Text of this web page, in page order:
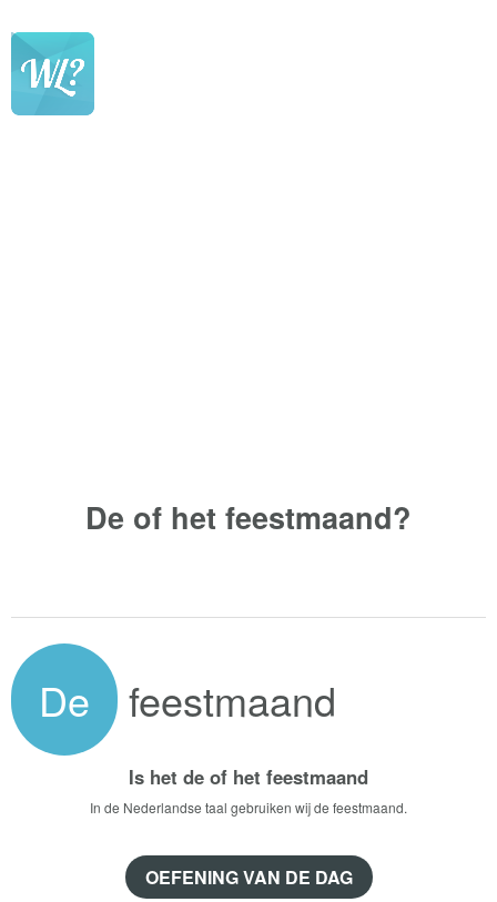
De of het feestmaand?
De feestmaand
Is het de of het feestmaand
In de Nederlandse taal gebruiken wij de feestmaand.
OEFENING VAN DE DAG